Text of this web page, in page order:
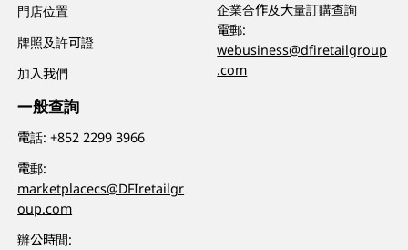
門店位置
牌照及許可證
加入我們
一般查詢
電話:+852 2299 3966
電郵:
marketplacecs@DFIretailgr
oup.com
辦公時間:
企業合作及大量訂購查詢
電郵:
webusiness@dfiretailgroup
.com